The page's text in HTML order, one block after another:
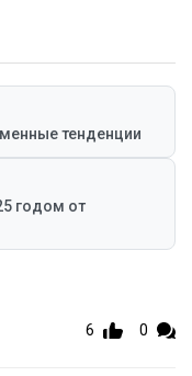
тенденции
годом от
6 0